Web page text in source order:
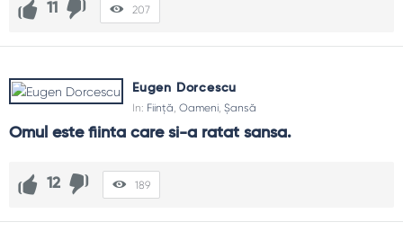
11 207
Eugen Dorcescu
In: Ființă, Oameni, Șansă
Omul este fiinta care si-a ratat sansa.
12 189